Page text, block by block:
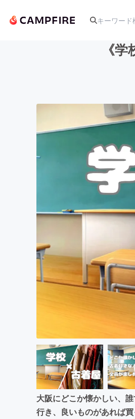
アート・
テクノロ
映像・映画
ビジネス
《
大阪にどこか懐かしい、
行き、良いものがあれば